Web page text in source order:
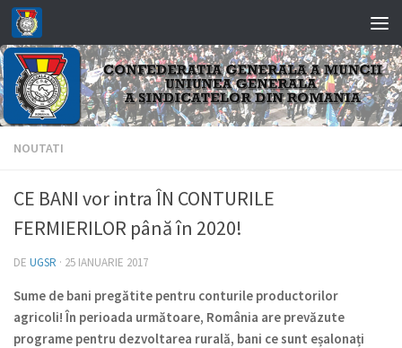
Skip to content
NOUTATI
CE BANI vor intra ÎN CONTURILE
FERMIERILOR până în 2020!
DE UGSR · 25 IANUARIE 2017
Sume de bani pregătite pentru conturile productorilor
agricoli! În perioada următoare, România are prevăzute
programe pentru dezvoltarea rurală, bani ce sunt eșalonați